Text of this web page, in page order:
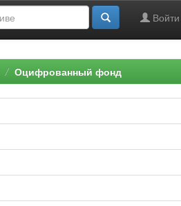
Войти
Оцифрованный фонд